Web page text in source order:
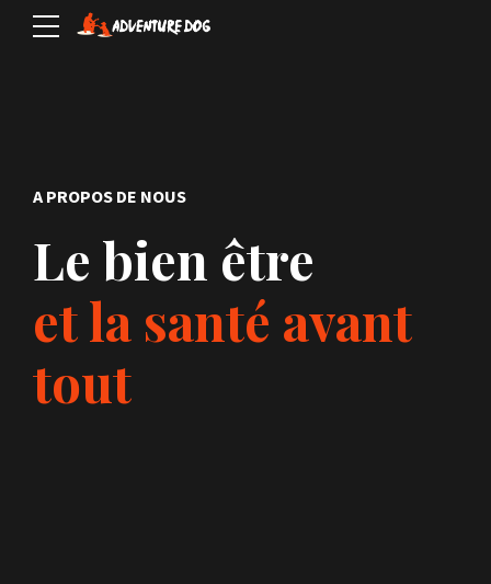
A PROPOS DE NOUS
Le bien être
et la santé avant
tout